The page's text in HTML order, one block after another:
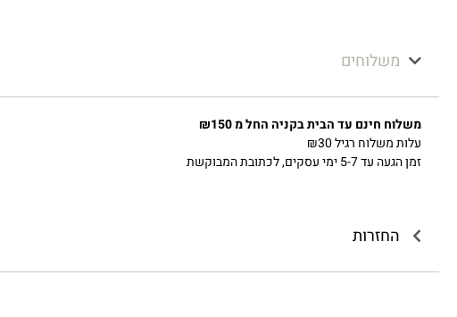
משלוחים
משלוח חינם עד הבית בקניה החל מ ₪150
עלות משלוח רגיל ₪30
זמן הגעה עד 5-7 ימי עסקים, לכתובת המבוקשת
החזרות